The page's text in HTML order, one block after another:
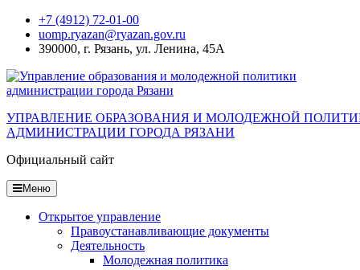
Перейти
содержанию
+7 (4912) 72-01-00
uomp.ryazan@ryazan.gov.ru
390000, г. Рязань, ул. Ленина, 45А
УПРАВЛЕНИЕ ОБРАЗОВАНИЯ И МОЛОДЕЖНОЙ
АДМИНИСТРАЦИИ ГОРОДА РЯЗАНИ
Официальный сайт
Меню
Открытое управление
Правоустанавливающие документы
Деятельность
Молодежная политика